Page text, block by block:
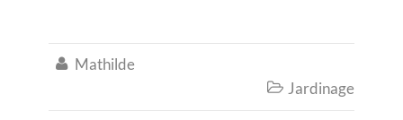
 Mathilde
 Jardinage